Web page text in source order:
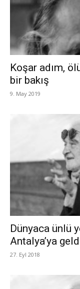
Koşar adım,
bir bakış
9. May 2019
Dünyaca ünlü
Antalya’ya
27. Eyl 2018